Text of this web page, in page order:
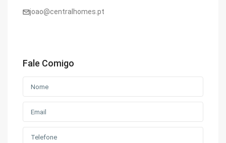
joao@centralhomes.pt
Fale Comigo